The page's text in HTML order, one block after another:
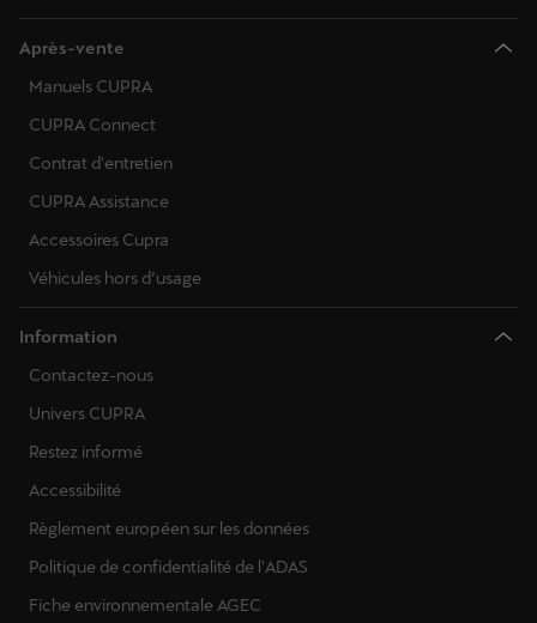
Après-vente
Manuels CUPRA
CUPRA Connect
Contrat d'entretien
CUPRA Assistance
Accessoires Cupra
Véhicules hors d’usage
Information
Contactez-nous
Univers CUPRA
Restez informé
Accessibilité
Règlement européen sur les données
Politique de confidentialité de l'ADAS
Fiche environnementale AGEC